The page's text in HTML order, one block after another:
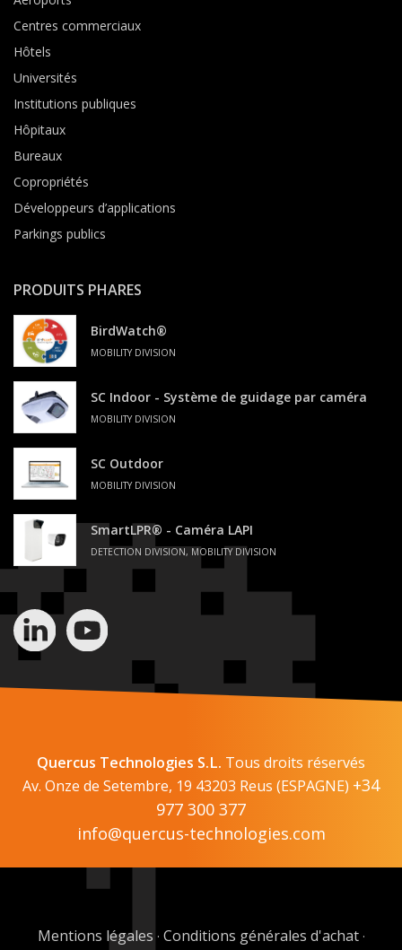
Centres commerciaux
Hôtels
Universités
Institutions publiques
Hôpitaux
Bureaux
Copropriétés
Développeurs d’applications
Parkings publics
PRODUITS PHARES
BirdWatch®
MOBILITY DIVISION
SC Indoor - Système de guidage par caméra
MOBILITY DIVISION
SC Outdoor
MOBILITY DIVISION
SmartLPR® - Caméra LAPI
DETECTION DIVISION, MOBILITY DIVISION
Quercus Technologies S.L. Tous droits réservés
Av. Onze de Setembre, 19 43203 Reus (ESPAGNE) +34
977 300 377
info@quercus-technologies.com
Mentions légales · Conditions générales d'achat·